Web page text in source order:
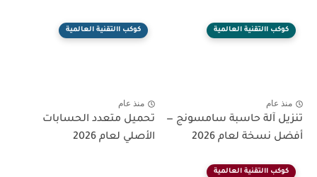
كوكب االتقنية العالمية
منذ عام
تنزيل آلة حاسبة سامسونج —
أفضل نسخة لعام 2026
كوكب االتقنية العالمية
منذ عام
تحميل متعدد الحسابات
الأصلي لعام 2026
كوكب االتقنية العالمية